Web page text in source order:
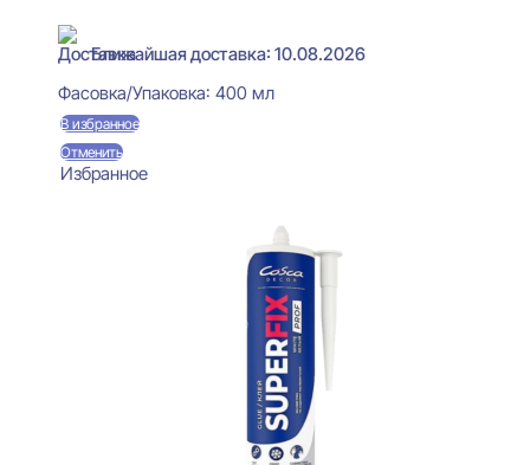
Ближайшая доставка: 10.08.2026
Фасовка/Упаковка: 400 мл
В избранное
Отменить
Избранное